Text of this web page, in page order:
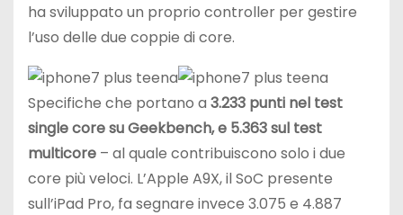
ha sviluppato un proprio controller per gestire
l’uso delle due coppie di core.
Specifiche che portano a 3.233 punti nel test
single core su Geekbench, e 5.363 sul test
multicore – al quale contribuiscono solo i due
core più veloci. L’Apple A9X, il SoC presente
sull’iPad Pro, fa segnare invece 3.075 e 4.887